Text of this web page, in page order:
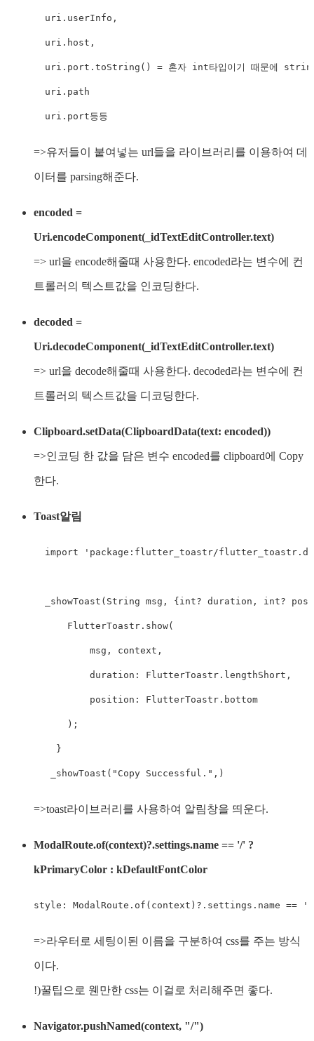
  uri.userInfo,
  uri.host,
uri.port.toString() = 혼자 int타입이기 때문에
  uri.path
  uri.port등등
=>유저들이 붙여넣는 url들을 라이브러리를 이용하여 데
이터를 parsing해준다.
encoded =
Uri.encodeComponent(_idTextEditController.text)
=> url을 encode해줄때 사용한다. encoded라는 변수에 컨
트롤러의 텍스트값을 인코딩한다.
decoded =
Uri.decodeComponent(_idTextEditController.text)
=> url을 decode해줄때 사용한다. decoded라는 변수에 컨
트롤러의 텍스트값을 디코딩한다.
Clipboard.setData(ClipboardData(text: encoded))
=>인코딩 한 값을 담은 변수 encoded를 clipboard에 Copy
한다.
Toast알림
import 'package:flutter_toastr/
_showToast(String msg, {int? duration, int?
      FlutterToastr.show(
          msg, context,
          duration: FlutterToastr.lengthShort,
          position: FlutterToastr.bottom
      );
    }
   _showToast("Copy Successful.",)
=>toast라이브러리를 사용하여 알림창을 띄운다.
ModalRoute.of(context)?.settings.name == '/' ?
kPrimaryColor : kDefaultFontColor
style: ModalRoute.of(context)?.settings.name ==
=>라우터로 세팅이된 이름을 구분하여 css를 주는 방식
이다.
!)꿀팁으로 웬만한 css는 이걸로 처리해주면 좋다.
Navigator.pushNamed(context, "/")